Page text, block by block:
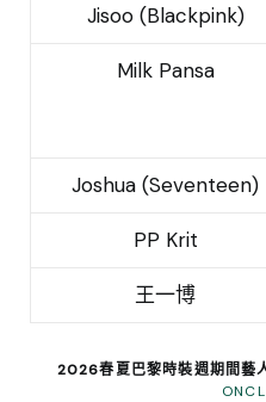
Jisoo (Blackpink)
Milk Pansa
Joshua (Seventeen)
PP Krit
王一博
2026春夏巴黎時裝週期間藝